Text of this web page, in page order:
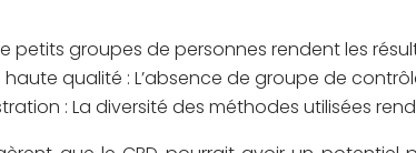
petits groupes de personnes rendent les
qualité : L’absence de groupe de
: La diversité des méthodes utilisées